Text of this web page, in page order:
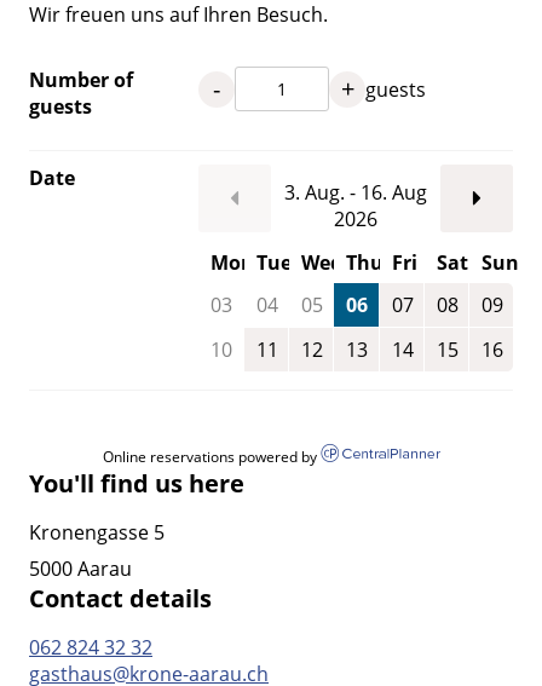
Wir freuen uns auf Ihren Besuch.
Number of
guests
- + guests
Date
3. Aug. - 16. Aug
2026
Mon Tue Wed Thu Fri Sat Sun
03
04 05 06 07 08
09
10
11 12 13 14 15 16
Online reservations powered by
You'll find us here
Kronengasse 5
5000 Aarau
Contact details
062 824 32 32
gasthaus@krone-aarau.ch